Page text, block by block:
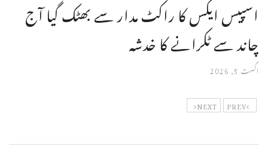
اسپیس ایکس کا راکٹ مدار سے بھٹک گیا آج
چاند سے ٹکرانے کا خدشہ
اگست 5, 2026
PREV
NEXT